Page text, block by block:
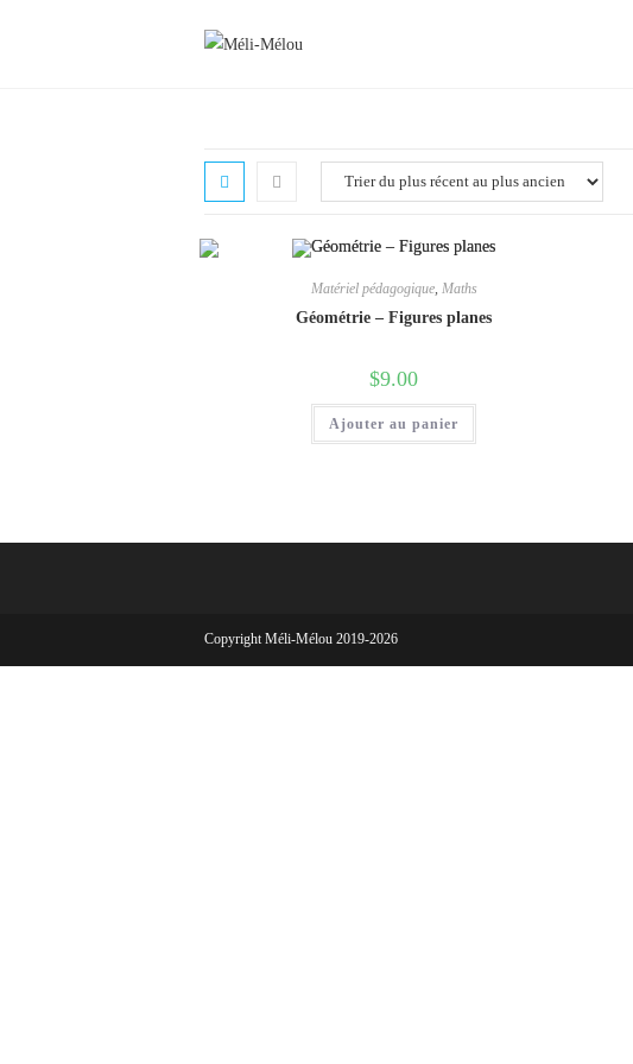
Matériel pédagogique, Maths
Géométrie – Figures planes
$9.00
Ajouter au panier
Copyright Méli-Mélou 2019-2026